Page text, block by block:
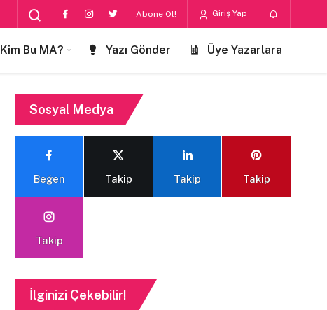
Abone Ol! Giriş Yap
Kim Bu MA? Yazı Gönder Üye Yazarlara
Sosyal Medya
Beğen Takip Takip Takip
Takip
İlginizi Çekebilir!